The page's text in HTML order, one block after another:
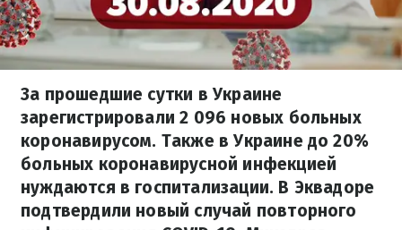
За прошедшие сутки в Украине
зарегистрировали 2 096 новых больных
коронавирусом. Также в Украине до 20%
больных коронавирусной инфекцией
нуждаются в госпитализации. В Эквадоре
подтвердили новый случай повторного